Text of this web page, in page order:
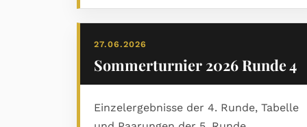
Zweiter, Rang drei ging an den
Bericht mit Abschlusstabelle und vielen
Bildern gibt es im PDF.
27.06.2026
Sommerturnier 2026 Runde 4
Einzelergebnisse der 4. Runde, Tabelle